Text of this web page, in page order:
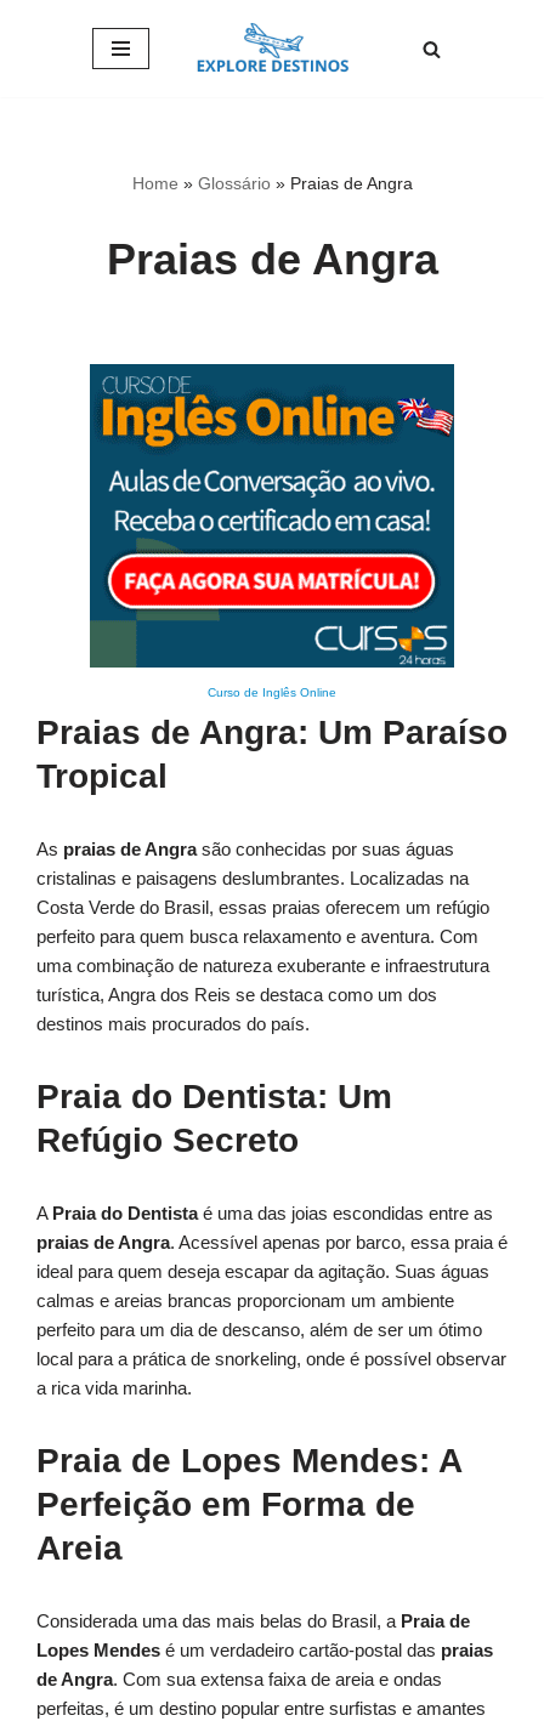
Home » Glossário» Praias de Angra
Praias de Angra
Curso de Inglês Online
Praias de Angra: Um Paraíso
Tropical
As praias de Angrasão conhecidas por suas águas
cristalinas e paisagens deslumbrantes. Localizadas na
Costa Verde do Brasil, essas praias oferecem um refúgio
perfeito para quem busca relaxamento e aventura. Com
uma combinação de natureza exuberante e infraestrutura
turística, Angra dos Reis se destaca como um dos
destinos mais procurados do país.
Praia do Dentista: Um
Refúgio Secreto
A Praia do Dentistaé uma das joias escondidas entre as
praias de Angra. Acessível apenas por barco, essa praia é
ideal para quem deseja escapar da agitação. Suas águas
calmas e areias brancas proporcionam um ambiente
perfeito para um dia de descanso, além de ser um ótimo
local para a prática de snorkeling, onde é possível observar
a rica vida marinha.
Praia de Lopes Mendes: A
Perfeição em Forma de
Areia
Considerada uma das mais belas do Brasil, a Praia de
Lopes Mendes é um verdadeiro cartão-postal das praias
de Angra. Com sua extensa faixa de areia e ondas
perfeitas, é um destino popular entre surfistas e amantes